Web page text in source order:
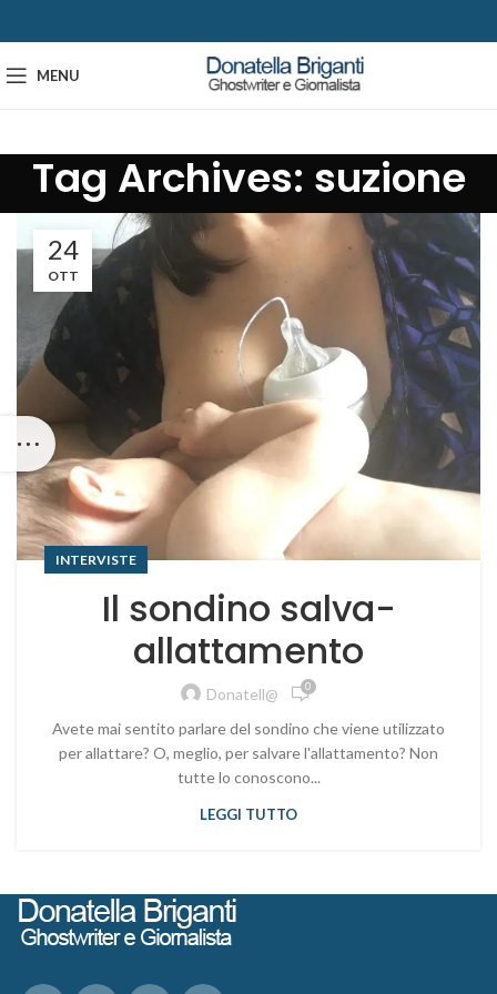
MENU
Tag Archives: suzione
24
OTT
INTERVISTE
Il sondino salva-
allattamento
Donatell@ 0
Avete mai sentito parlare del sondino che viene utilizzato
per allattare? O, meglio, per salvare l'allattamento? Non
tutte lo conoscono...
LEGGI TUTTO